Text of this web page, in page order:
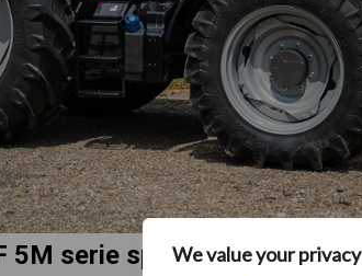
We value your privacy
5M serie specificaties